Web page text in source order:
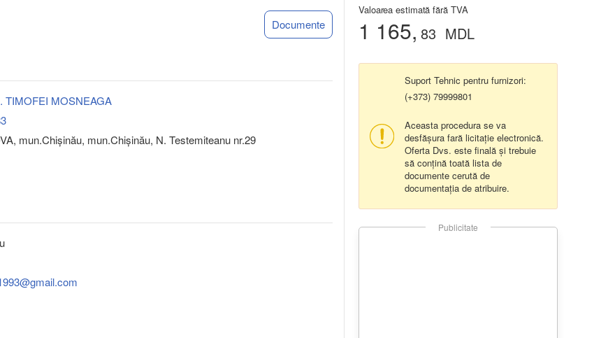
Valoarea estimată fără TVA
1 165, 83 MDL
Suport Tehnic pentru furnizori:
(+373) 79999801
Aceasta procedura se va
desfășura fară licitație electronică.
Oferta Dvs. este finală și trebuie
să conțină toată lista de
documente cerută de
documentația de atribuire.
Publicitate
Documente
TIMOFEI MOSNEAGA
mun.Chişinău, mun.Chişinău, N. Testemiteanu nr.29